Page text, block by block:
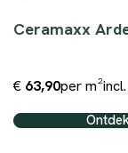
Ceramaxx
€ 63,90per m²